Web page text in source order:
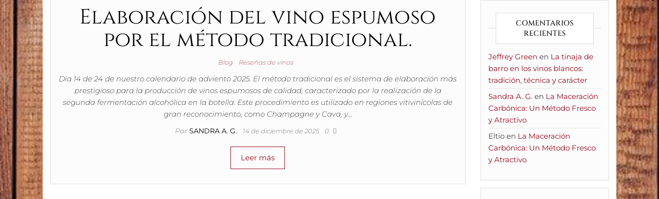
Elaboración del vino espumoso
por el método tradicional.
Blog Reseñas de vinos
Día 14 de 24 de nuestro calendario de adviento 2025. El método tradicional es el sistema de elaboración más
prestigioso para la producción de vinos espumosos de calidad, caracterizado por la realización de la
segunda fermentación alcohólica en la botella. Este procedimiento es utilizado en regiones vitivinícolas de
gran reconocimiento, como Champagne y Cava, y…
Por SANDRA A. G. 14 de diciembre de 2025 0
Leer más
COMENTARIOS
RECIENTES
Jeffrey Green en La tinaja de
barro en los vinos blancos:
tradición, técnica y carácter
Sandra A. G.en La Maceración
Carbónica: Un Método Fresco
y Atractivo
Eltioen La Maceración
Carbónica: Un Método Fresco
y Atractivo